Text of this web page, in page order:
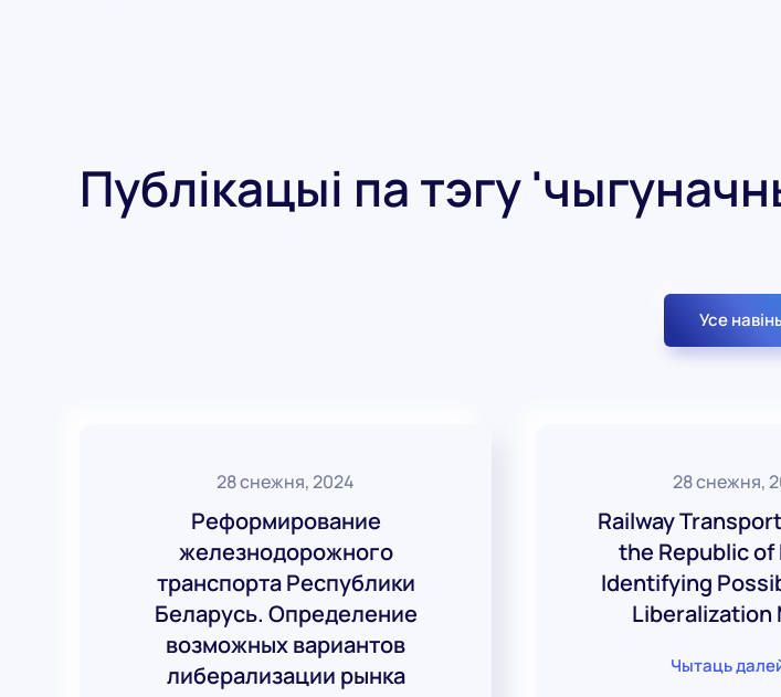
Публікацыі па тэгу
Усе
28 снежня, 2024
Реформирование
железнодорожного
транспорта Республики
Беларусь. Определение
возможных вариантов
либерализации рынка
28 снежня,
Railway
the Republic of
Identifying
Liberalization
Чытаць